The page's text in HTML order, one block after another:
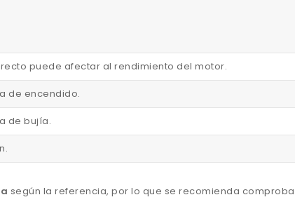
puede afectar al rendimiento del motor.
de encendido.
de bujía.
según la referencia, por lo que se recomienda